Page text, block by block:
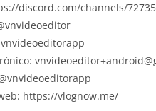
discord.com/channels/
https://vlognow.me/